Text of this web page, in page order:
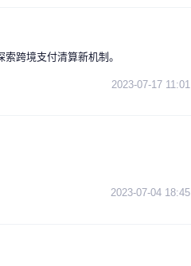
跨境支付清算新机制。
2023-07-17 11:01
2023-07-04 18:45